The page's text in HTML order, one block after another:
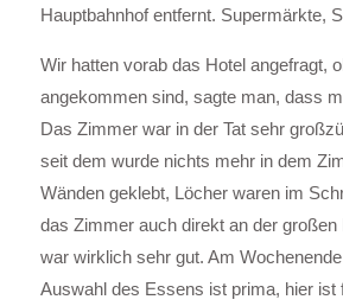
Hauptbahnhof entfernt. Supermärkte,
Wir hatten vorab das Hotel angefragt,
angekommen sind, sagte man, dass
Das Zimmer war in der Tat sehr
seit dem wurde nichts mehr in dem
Wänden geklebt, Löcher waren im
das Zimmer auch direkt an der
war wirklich sehr gut. Am
Auswahl des Essens ist prima, hier ist